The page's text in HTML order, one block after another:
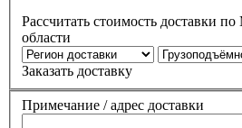
Рассчитать стоимость доставки
области
Заказать доставку
Примечание / адрес доставки